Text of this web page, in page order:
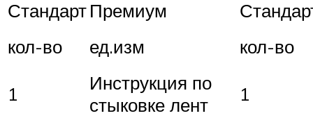
СтандартПремиум
кол-во
ед.изм кол-во
1
Инструкция по
стыковке лент
1